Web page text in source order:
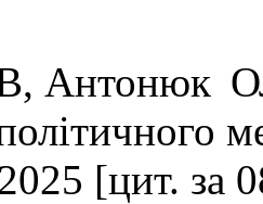
Антонюк
[цит. за